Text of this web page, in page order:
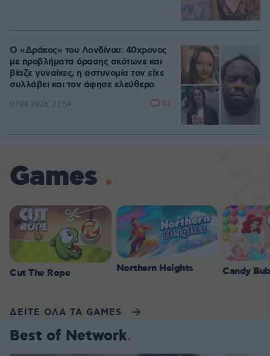
Ο «Δράκος» του Λονδίνου: 40χρονος
με προβλήματα όρασης σκότωνε και
βίαζε γυναίκες, η αστυνομία τον είχε
συλλάβει και τον άφησε ελεύθερο
07.08.2026, 22:54 82
Games
Cut The Rope Northern Heights Candy
ΔΕΙΤΕ ΟΛΑ ΤΑ GAMES
Best of Network